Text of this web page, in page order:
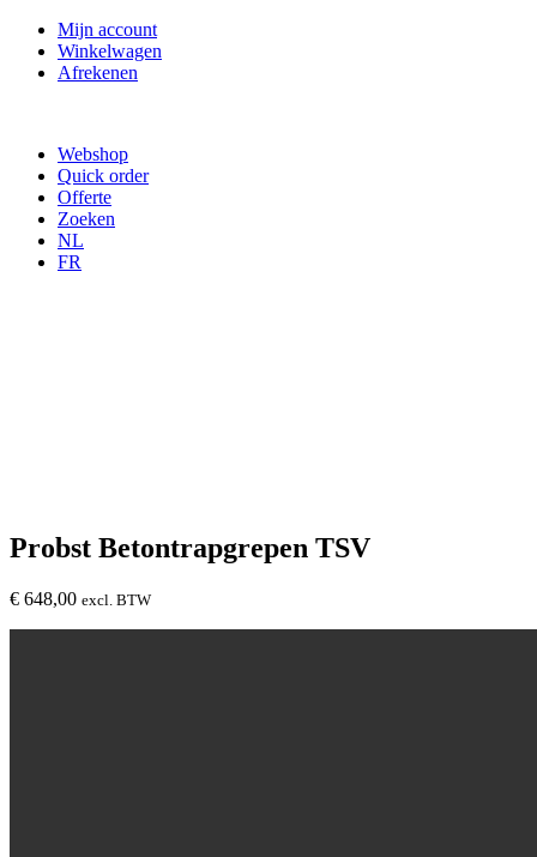
Mijn account
Winkelwagen
Afrekenen
Webshop
Quick order
Offerte
Zoeken
NL
FR
Probst Betontrapgrepen TSV
€ 648,00 excl. BTW